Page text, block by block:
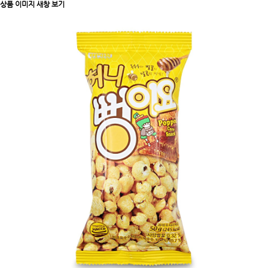
상품 이미지 새창 보기